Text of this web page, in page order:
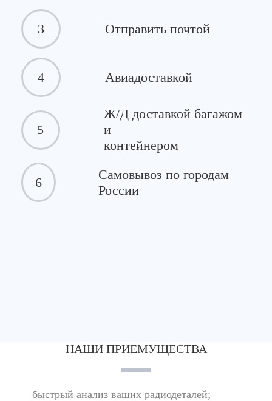
3 Отправить почтой
4 Авиадоставкой
5
Ж/Д доставкой багажом
и
контейнером
6
Самовывоз по городам
России
НАШИ ПРИЕМУЩЕСТВА
быстрый анализ ваших радиодеталей;